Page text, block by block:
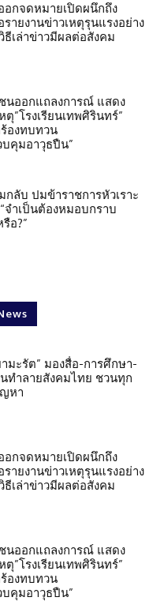
อกจดหมายเปิดผนึกถึง
ายงานข่าวเหตุรุนแรงอย่าง
เล่าข่าวมีผลต่อสังคม
นออกแถลงการณ์ แสดง
ตุ”โรงเรียนเทพศิรินทร์”
องทบทวน
บคุมอาวุธปืน”
กลับ ปมข้าราชการหัวเราะ
จำเป็นต้องหมอบกราบ
อ?”
มะรัต” มองสื่อ-การศึกษา-
ทำลายสังคมไทย ชวนทุก
หา
อกจดหมายเปิดผนึกถึง
ายงานข่าวเหตุรุนแรงอย่าง
เล่าข่าวมีผลต่อสังคม
นออกแถลงการณ์ แสดง
ตุ”โรงเรียนเทพศิรินทร์”
องทบทวน
บคุมอาวุธปืน”